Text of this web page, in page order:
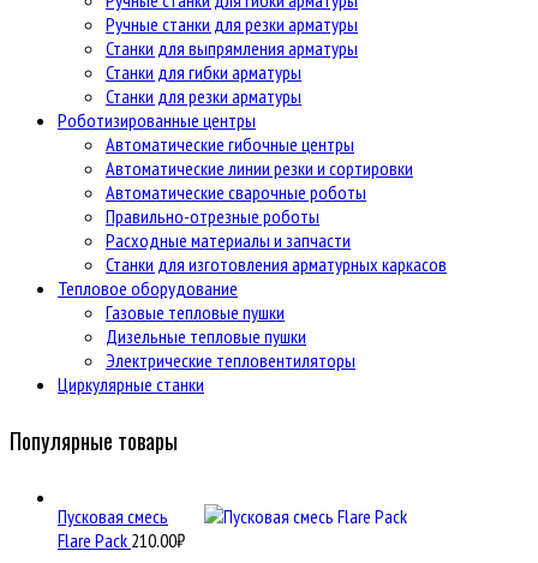
Ручные станки для резки арматуры
Станки для выпрямления арматуры
Станки для гибки арматуры
Станки для резки арматуры
Роботизированные центры
Автоматические гибочные центры
Автоматические линии резки и сортировки
Автоматические сварочные роботы
Правильно-отрезные роботы
Расходные материалы и запчасти
Станки для изготовления арматурных каркасов
Тепловое оборудование
Газовые тепловые пушки
Дизельные тепловые пушки
Электрические тепловентиляторы
Циркулярные станки
Популярные товары
Пусковая смесь
Flare Pack 210.00₽